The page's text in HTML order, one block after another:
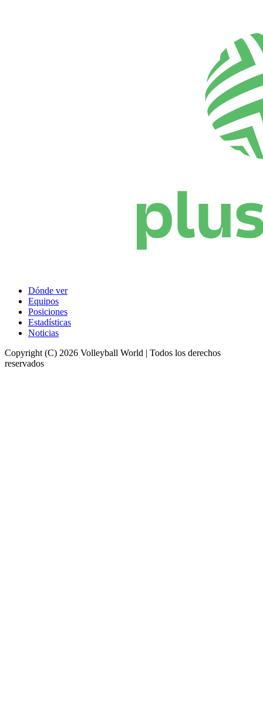
Dónde ver
Equipos
Posiciones
Estadísticas
Noticias
Copyright (C) 2026 Volleyball World | Todos los derechos
reservados